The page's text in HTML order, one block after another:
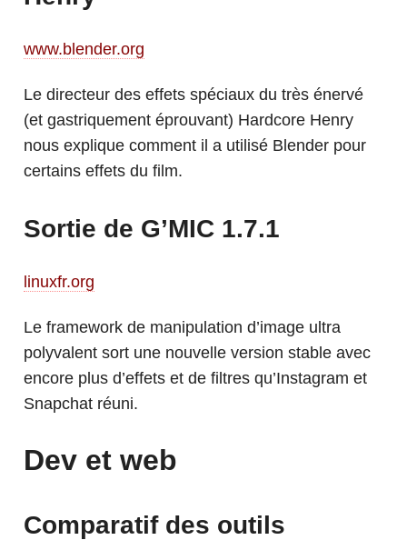
www.blender.org
Le directeur des effets spéciaux du très énervé
(et gastriquement éprouvant) Hardcore Henry
nous explique comment il a utilisé Blender pour
certains effets du film.
Sortie de G’MIC 1.7.1
linuxfr.org
Le framework de manipulation d’image ultra
polyvalent sort une nouvelle version stable avec
encore plus d’effets et de filtres qu’Instagram et
Snapchat réuni.
Dev et web
Comparatif des outils